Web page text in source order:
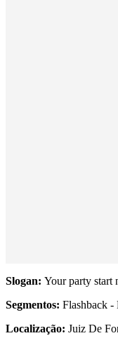
Slogan: Your party start
Segmentos: Flashback -
Localização: Juiz De